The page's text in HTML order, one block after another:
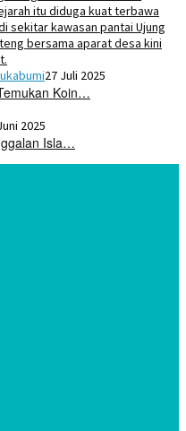
27 Juli 2025
Koin…
2025
Isla…